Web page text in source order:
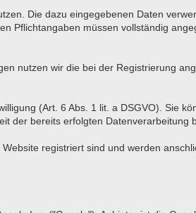
Die dazu eingegebenen Daten
Pflichtangaben müssen vollständig
nutzen wir die bei der Registrierung
(Art. 6 Abs. 1 lit. a DSGVO). Sie
der bereits erfolgten Datenverarbeitung
registriert sind und werden